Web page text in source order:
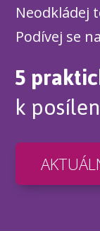
Neodkládej
Podívej se
5
k